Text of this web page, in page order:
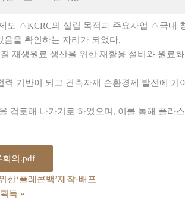
도 △KCRC의 설립 목적과 주요사업 △국내
음을 확인하는 자리가 되었다.
재생원료 생산을 위한 재활용 설비와 원료
기반이 되고 건축자재 순환경제 발전에 기
검토해 나가기로 하였으며, 이를 통해 플라
회의.pdf
‘플레콘백’제작·배포
득 »